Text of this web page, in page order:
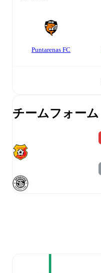
Puntarenas FC
チームフォーム